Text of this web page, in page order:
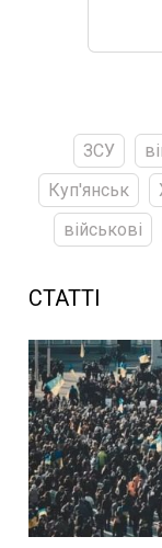
ЗСУ
Куп'янськ
військові
СТАТТІ